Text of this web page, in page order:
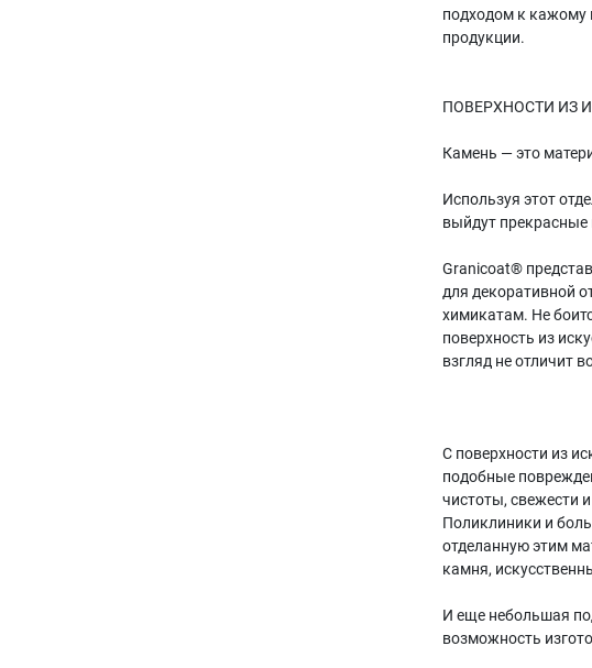
подходом к кажому
продукции.
ПОВЕРХНОСТИ ИЗ
Камень — это
Используя этот
выйдут
Granicoat®
для декоративной
химикатам. Не
поверхность из
взгляд не отличит
С поверхности из
подобные
чистоты, свежести
Поликлиники и
отделанную этим
камня,
И еще небольшая
возможность